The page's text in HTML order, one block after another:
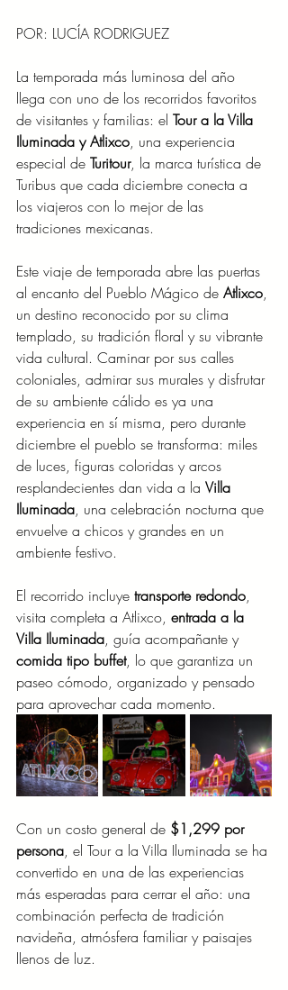
POR: LUCÍA RODRIGUEZ
La temporada más luminosa del año
llega con uno de los recorridos favoritos
de visitantes y familias: el Tour a la Villa
Iluminada y Atlixco, una experiencia
especial de Turitour, la marca turística de
Turibus que cada diciembre conecta a
los viajeros con lo mejor de las
tradiciones mexicanas.
Este viaje de temporada abre las puertas
al encanto del Pueblo Mágico de Atlixco,
un destino reconocido por su clima
templado, su tradición floral y su vibrante
vida cultural. Caminar por sus calles
coloniales, admirar sus murales y disfrutar
de su ambiente cálido es ya una
experiencia en sí misma, pero durante
diciembre el pueblo se transforma: miles
de luces, figuras coloridas y arcos
resplandecientes dan vida a la Villa
Iluminada, una celebración nocturna que
envuelve a chicos y grandes en un
ambiente festivo.
El recorrido incluye transporte redondo,
visita completa a Atlixco, entrada a la
Villa Iluminada, guía acompañante y
comida tipo buffet, lo que garantiza un
paseo cómodo, organizado y pensado
para aprovechar cada momento.
Con un costo general de $1,299 por
persona, el Tour a la Villa Iluminada se ha
convertido en una de las experiencias
más esperadas para cerrar el año: una
combinación perfecta de tradición
navideña, atmósfera familiar y paisajes
llenos de luz.